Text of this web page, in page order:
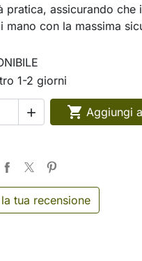
pratica, assicurando che
mano con la massima
1-2 giorni
  Aggiungi
tua recensione